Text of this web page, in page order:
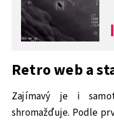
Retro web a
Zajímavý je i
shromažďuje. Podle